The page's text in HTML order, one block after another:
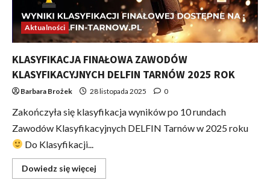
Aktualności
KLASYFIKACJA FINAŁOWA ZAWODÓW
KLASYFIKACYJNYCH DELFIN TARNÓW 2025 ROK
Barbara Brożek 28 listopada 2025 0
Zakończyła się klasyfikacja wyników po 10 rundach
Zawodów Klasyfikacyjnych DELFIN Tarnów w 2025 roku
Do Klasyfikacji...
Dowiedz się więcej